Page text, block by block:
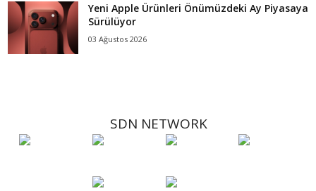
Yeni Apple Ürünleri Önümüzdeki Ay Piyasaya
Sürülüyor
03 Ağustos 2026
SDN NETWORK